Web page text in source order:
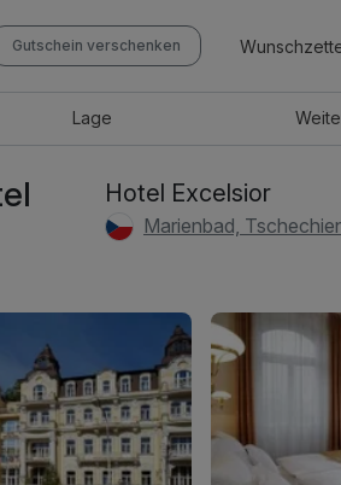
Gutschein verschenken
Lage
Hotel Excelsior
Marienbad,